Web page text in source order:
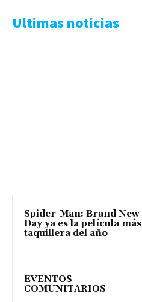
Ultimas noticias
Spider-Man: Brand New
Day ya es la película más
taquillera del año
EVENTOS
COMUNITARIOS